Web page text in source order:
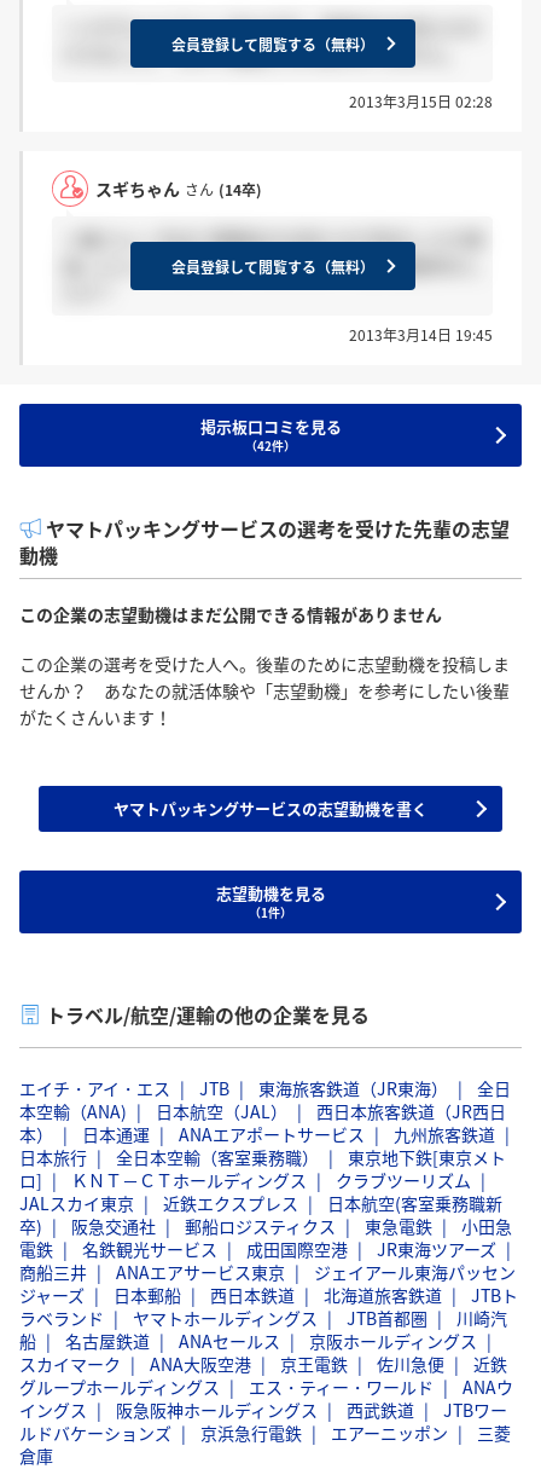
＞スギちゃんさんへ 私も今日、懇親会のお知らせだ
けきました。 なので通過したかはわかりません。
会員登録して閲覧する（無料）
2013年3月15日 02:28
スギちゃん さん (14卒)
＞庵さんへ 先ほど懇親会のお知らせが来ましたが通
過したということなのでしょうか？ 何か連絡来まし
会員登録して閲覧する（無料）
2013年3月14日 19:45
掲示板口コミを見る
（42件）
ヤマトパッキングサービスの選考を受けた先輩の志望
動機
この企業の志望動機はまだ公開できる情報がありません
この企業の選考を受けた人へ。後輩のために志望動機を投稿しま
せんか？ あなたの就活体験や「志望動機」を参考にしたい後輩
がたくさんいます！
ヤマトパッキングサービスの志望動機を書く
志望動機を見る
（1件）
トラベル/航空/運輸の他の企業を見る
エイチ・アイ・エス JTB 東海旅客鉄道（JR東海）
全日
本空輸（ANA)
日本航空（JAL）
西日本旅客鉄道（JR西日
本）
日本通運 ANAエアポートサービス
九州旅客鉄道
日本旅行
全日本空輸（客室乗務職）
東京地下鉄[東京メト
ロ]
ＫＮＴ－ＣＴホールディングス
クラブツーリズム
JALスカイ東京
近鉄エクスプレス
日本航空(客室乗務職新
卒)
阪急交通社 郵船ロジスティクス 東急電鉄
小田急
電鉄
名鉄観光サービス 成田国際空港
JR東海ツアーズ
商船三井
ANAエアサービス東京
ジェイアール東海パッセン
ジャーズ
日本郵船 西日本鉄道 北海道旅客鉄道
JTBト
ラベランド
ヤマトホールディングス JTB首都圏
川崎汽
船
名古屋鉄道 ANAセールス
京阪ホールディングス
スカイマーク
ANA大阪空港 京王電鉄 佐川急便
近鉄
グループホールディングス
エス・ティー・ワールド
ANAウ
イングス
阪急阪神ホールディングス 西武鉄道
JTBワー
ルドバケーションズ
京浜急行電鉄 エアーニッポン
三菱
倉庫